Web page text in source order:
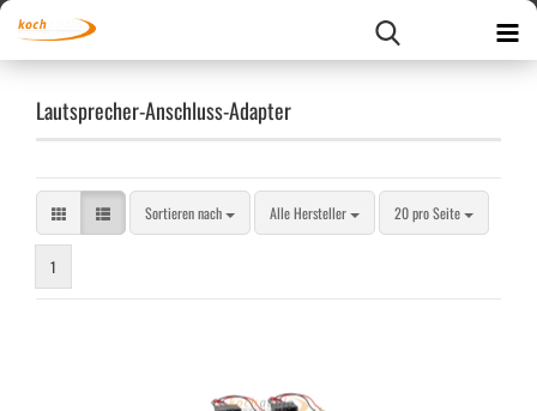
Lautsprecher-Anschluss-Adapter
Sortieren nach
Sortieren nach Alle Hersteller 20 pro Seite
pro Seite
1